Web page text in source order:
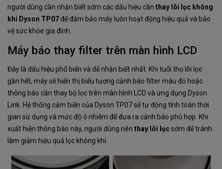
người dùng cần nhận biết sớm các dấu hiệu cần thay lõi lọc không
khí Dyson TP07để đảm bảo máy luôn hoạt động hiệu quả và bảo
vệ sức khỏe gia đình.
Máy báo thay filter trên màn hình LCD
Đây là dấu hiệu phổ biến và dễ nhận biết nhất. Khi tuổi thọ lõi lọc
gần hết, máy sẽ hiển thị biểu tượng cảnh báo filter màu đỏ hoặc
thông báo cần thay bộ lọc trên màn hình LCD và ứng dụng Dyson
Link. Hệ thống cảm biến của Dyson TP07 sẽ tự động tính toán thời
gian sử dụng và mức độ ô nhiễm để đưa ra cảnh báo phù hợp. Khi
xuất hiện thông báo này, người dùng nên thay lõi lọcsớm để tránh
làm giảm hiệu quả lọc không khí.